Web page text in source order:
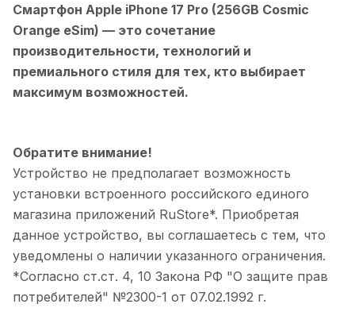
Смартфон Apple iPhone 17 Pro (256GB Cosmic
Orange eSim) — это сочетание
производительности, технологий и
премиального стиля для тех, кто выбирает
максимум возможностей.
Обратите внимание!
Устройство не предполагает возможность
установки встроенного российского единого
магазина приложений RuStore*. Приобретая
данное устройство, вы соглашаетесь с тем, что
уведомлены о наличии указанного ограничения.
*Согласно ст.ст. 4, 10 Закона РФ "О защите прав
потребителей" №2300-1 от 07.02.1992 г.